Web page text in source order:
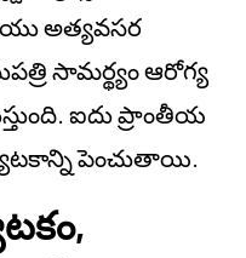
అత్యవసర
సామర్థ్యం ఆరోగ్య
ఐదు ప్రాంతీయ
పెంచుతాయి.